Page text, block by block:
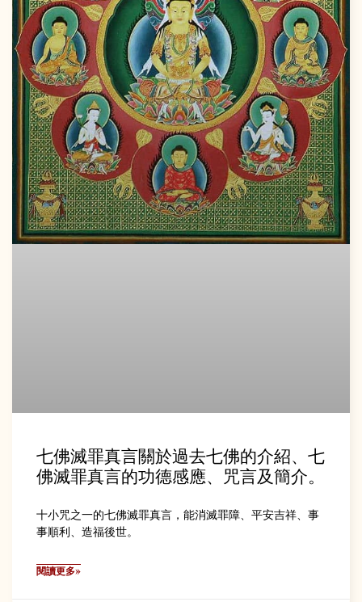
七佛滅罪真言關於過去七佛的介紹、七
佛滅罪真言的功德感應、咒言及簡介。
十小咒之一的七佛滅罪真言，能消滅罪障、平安吉祥、事
事順利、造福後世。
閱讀更多»